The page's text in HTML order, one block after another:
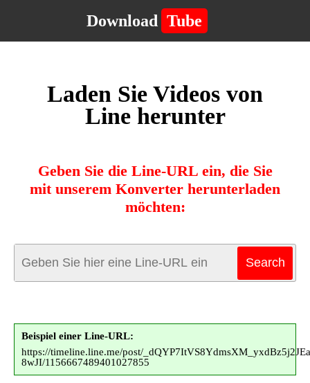
Download Tube
Laden Sie Videos von
Line herunter
Geben Sie die Line-URL ein, die Sie
mit unserem Konverter herunterladen
möchten:
Beispiel einer Line-URL:
https://timeline.line.me/post/
8wJI/1156667489401027855